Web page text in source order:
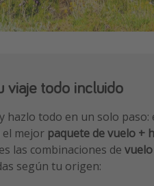
viaje todo incluido
hazlo todo en un solo paso:
mejor paquete de vuelo +
las combinaciones de
según tu origen: